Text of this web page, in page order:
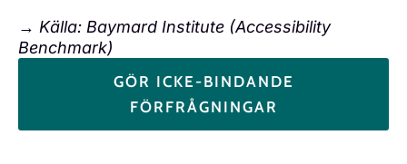
→ Källa: Baymard Institute (Accessibility
Benchmark)
GÖR ICKE-BINDANDE
FÖRFRÅGNINGAR